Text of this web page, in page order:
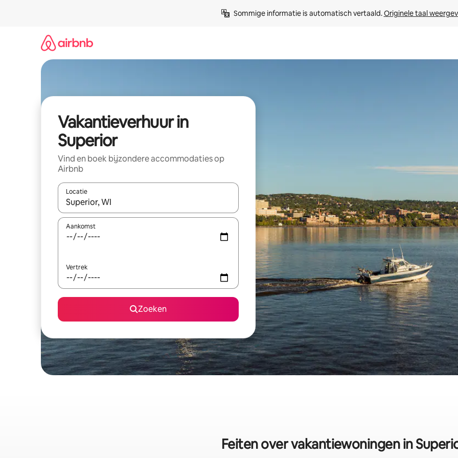
Sommige informatie is automatisch vertaald. Originele taal
Vakantieverhuur in
Superior
Vind en boek bijzondere accommodaties op
Airbnb
Locatie
Wanneer er suggesties beschikbaar zijn, maak je een keuze met je de pijltjestoetsen omhoog en omlaag, óf door te
Aankomst
Vertrek
Zoeken
Feiten over vakantiewoningen in